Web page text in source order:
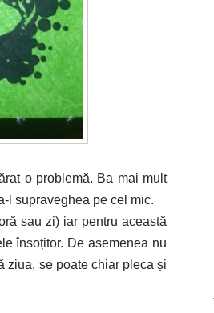
o problemă. Ba mai mult
l supraveghea pe cel mic.
sau zi) iar pentru această
însoțitor. De asemenea nu
ziua, se poate chiar pleca și